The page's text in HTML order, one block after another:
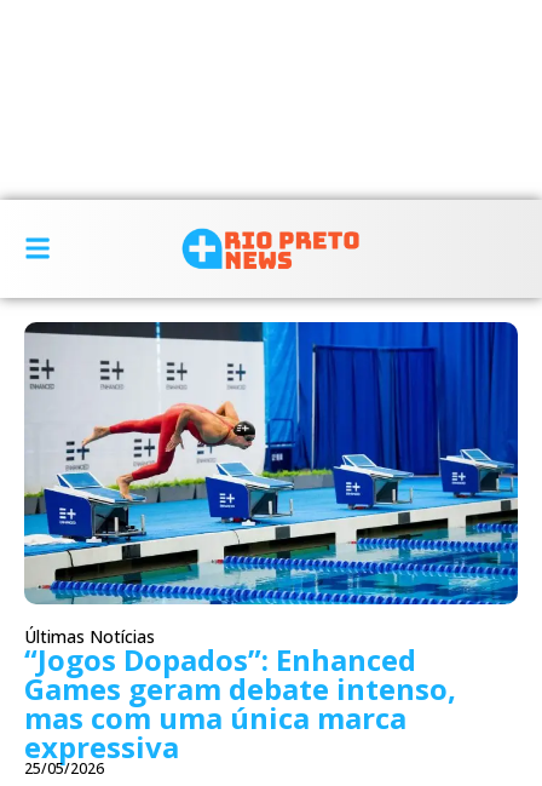
Últimas Notícias
“Jogos Dopados”: Enhanced
Games geram debate intenso,
mas com uma única marca
expressiva
25/05/2026